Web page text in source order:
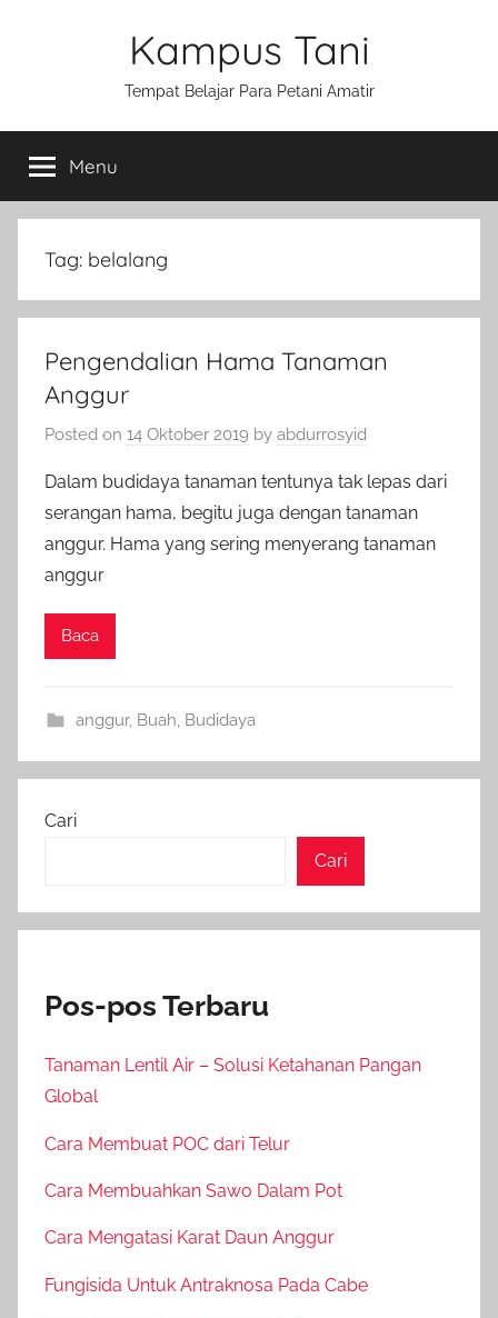
Kampus Tani
Tempat Belajar Para Petani Amatir
Menu
Tag: belalang
Pengendalian Hama Tanaman
Anggur
Posted on 14 Oktober 2019 by abdurrosyid
Dalam budidaya tanaman tentunya tak lepas dari
serangan hama, begitu juga dengan tanaman
anggur. Hama yang sering menyerang tanaman
anggur
Baca
anggur, Buah Budidaya
Cari
Cari
Pos-pos Terbaru
Tanaman Lentil Air – Solusi Ketahanan Pangan
Global
Cara Membuat POC dari Telur
Cara Membuahkan Sawo Dalam Pot
Cara Mengatasi Karat Daun Anggur
Fungisida Untuk Antraknosa Pada Cabe